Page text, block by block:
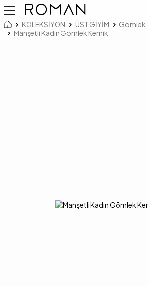
KOLEKSİYON ÜST GİYİM
Gömlek
Manşetli Kadın Gömlek Kemik